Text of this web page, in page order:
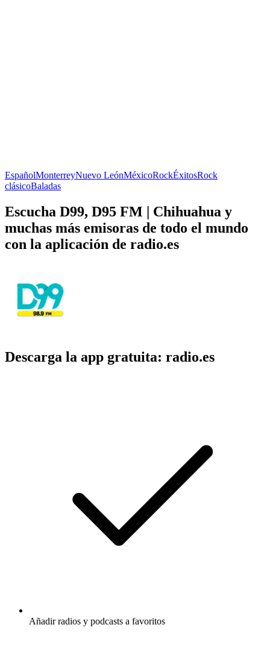
EspañolMonterreyNuevo LeónMéxicoRockÉxitosRock
clásicoBaladas
Escucha D99, D95 FM | Chihuahua y
muchas más emisoras de todo el mundo
con la aplicación de radio.es
Descarga la app gratuita: radio.es
Añadir radios y podcasts a favoritos